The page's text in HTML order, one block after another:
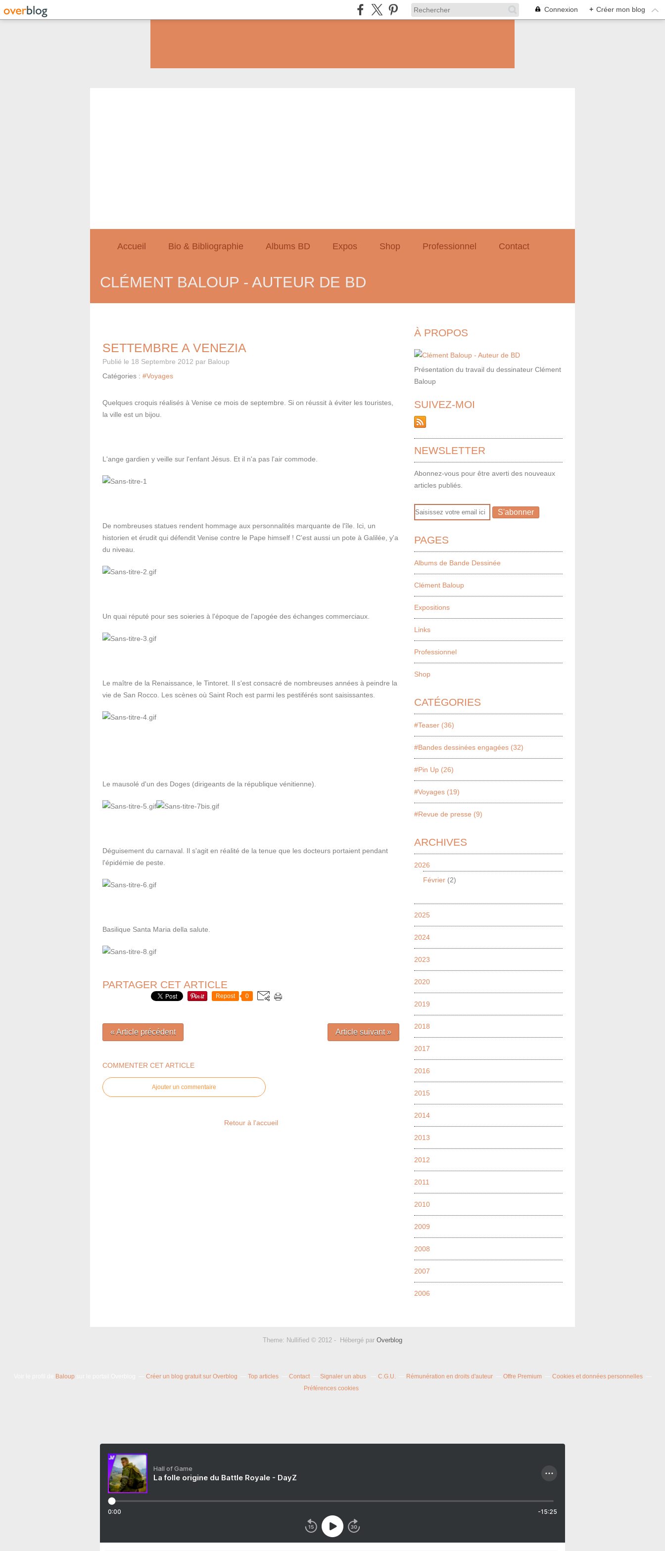
Connexion + Créer mon blog
Accueil Bio & Bibliographie Albums BD Expos Shop Professionnel Contact
CLÉMENT BALOUP - AUTEUR DE BD
SETTEMBRE A VENEZIA
Publié le 18 Septembre 2012 par Baloup
Catégories : #Voyages
Quelques croquis réalisés à Venise ce mois de septembre. Si on réussit à éviter les touristes,
la ville est un bijou.
L'ange gardien y veille sur l'enfant Jésus. Et il n'a pas l'air commode.
De nombreuses statues rendent hommage aux personnalités marquante de l'île. Ici, un
historien et érudit qui défendit Venise contre le Pape himself ! C'est aussi un pote à Galilée, y'a
du niveau.
Un quai réputé pour ses soieries à l'époque de l'apogée des échanges commerciaux.
Le maître de la Renaissance, le Tintoret. Il s'est consacré de nombreuses années à peindre la
vie de San Rocco. Les scènes où Saint Roch est parmi les pestiférés sont saisissantes.
Le mausolé d'un des Doges (dirigeants de la république vénitienne).
Déguisement du carnaval. Il s'agit en réalité de la tenue que les docteurs portaient pendant
l'épidémie de peste.
Basilique Santa Maria della salute.
PARTAGER CET ARTICLE
Repost 0
« Article précédent Article suivant »
COMMENTER CET ARTICLE
Ajouter un commentaire
Retour à l'accueil
À PROPOS
Présentation du travail du dessinateur Clément
Baloup
SUIVEZ-MOI
NEWSLETTER
Abonnez-vous pour être averti des nouveaux
articles publiés.
Email
PAGES
Albums de Bande Dessinée
Clément Baloup
Expositions
Links
Professionnel
Shop
CATÉGORIES
#Teaser (36)
#Bandes dessinées engagées (32)
#Pin Up (26)
#Voyages (19)
#Revue de presse (9)
ARCHIVES
2026
Février (2)
2025
2024
2023
2020
2019
2018
2017
2016
2015
2014
2013
2012
2011
2010
2009
2008
2007
2006
Theme: Nullified © 2012 - Hébergé par Overblog
Baloup Créer un blog gratuit sur Overblog Top articles Contact Signaler un abus C.G.U. Rémunération en droits d'auteur Offre Premium
Cookies et données personnelles
Préférences cookies
Hall of Game
La folle origine du Battle Royale - DayZ
0:00 -15:25